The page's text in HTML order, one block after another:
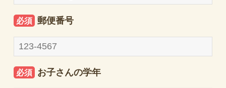
必須 郵便番号
必須 お子さんの学年